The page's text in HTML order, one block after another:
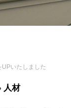
UPいたしました
人材